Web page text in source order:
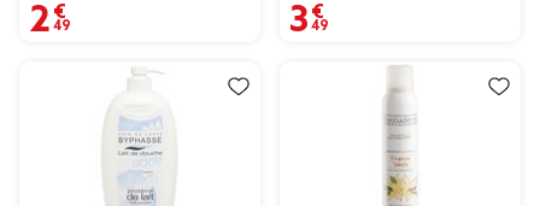
2,49 € 3,49 €